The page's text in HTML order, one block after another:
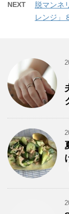
NEXT
脱マンネ
レンジ」